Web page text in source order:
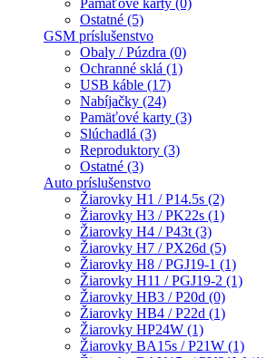
Pamäťové karty (0)
Ostatné (5)
GSM príslušenstvo
Obaly / Púzdra (0)
Ochranné sklá (1)
USB káble (17)
Nabíjačky (24)
Pamäťové karty (3)
Slúchadlá (3)
Reproduktory (3)
Ostatné (3)
Auto príslušenstvo
Žiarovky H1 / P14.5s (2)
Žiarovky H3 / PK22s (1)
Žiarovky H4 / P43t (3)
Žiarovky H7 / PX26d (5)
Žiarovky H8 / PGJ19-1 (1)
Žiarovky H11 / PGJ19-2 (1)
Žiarovky HB3 / P20d (0)
Žiarovky HB4 / P22d (1)
Žiarovky HP24W (1)
Žiarovky BA15s / P21W (1)